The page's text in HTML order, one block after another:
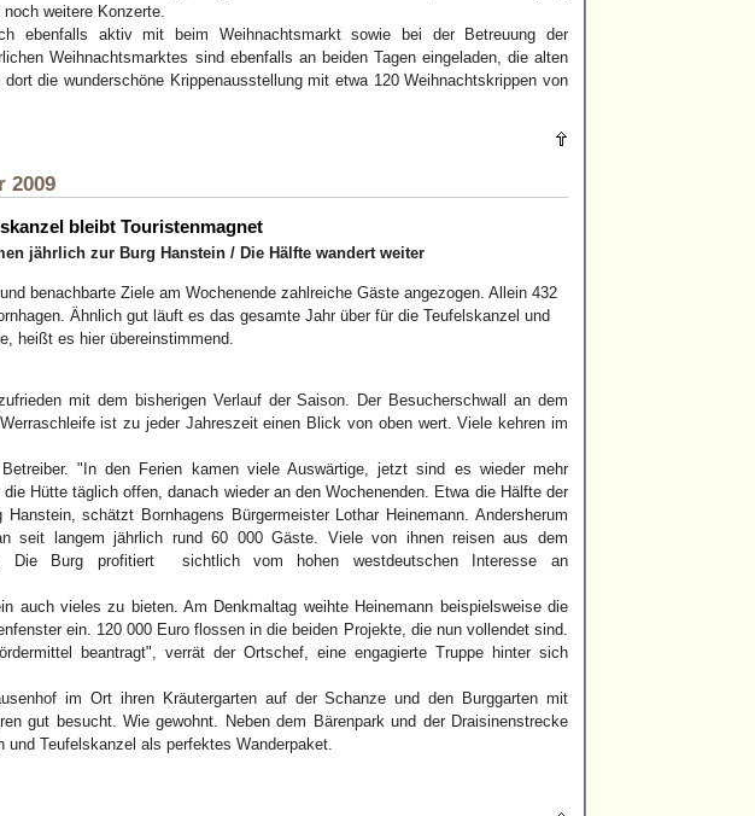
weitere Konzerte.
ebenfalls aktiv mit beim Weihnachtsmarkt sowie bei der Betreuung der
Weihnachtsmarktes sind ebenfalls an beiden Tagen eingeladen, die alten
die wunderschöne Krippenausstellung mit etwa 120 Weihnachtskrippen von
2009
bleibt Touristenmagnet
jährlich zur Burg Hanstein / Die Hälfte wandert weiter
benachbarte Ziele am Wochenende zahlreiche Gäste angezogen. Allein 432
Ähnlich gut läuft es das gesamte Jahr über für die Teufelskanzel und
heißt es hier übereinstimmend.
mit dem bisherigen Verlauf der Saison. Der Besucherschwall an dem
ist zu jeder Jahreszeit einen Blick von oben wert. Viele kehren im
"In den Ferien kamen viele Auswärtige, jetzt sind es wieder mehr
Hütte täglich offen, danach wieder an den Wochenenden. Etwa die Hälfte der
schätzt Bornhagens Bürgermeister Lothar Heinemann. Andersherum
seit langem jährlich rund 60 000 Gäste. Viele von ihnen reisen aus dem
Die Burg profitiert sichtlich vom hohen westdeutschen Interesse an
auch vieles zu bieten. Am Denkmaltag weihte Heinemann beispielsweise die
ein. 120 000 Euro flossen in die beiden Projekte, die nun vollendet sind.
beantragt", verrät der Ortschef, eine engagierte Truppe hinter sich
im Ort ihren Kräutergarten auf der Schanze und den Burggarten mit
gut besucht. Wie gewohnt. Neben dem Bärenpark und der Draisinenstrecke
Teufelskanzel als perfektes Wanderpaket.